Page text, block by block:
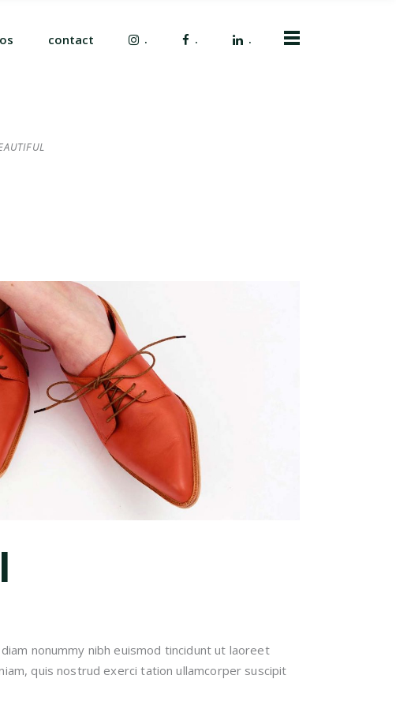
contact . . .
nonummy nibh euismod tincidunt ut laoreet
quis nostrud exerci tation ullamcorper suscipit